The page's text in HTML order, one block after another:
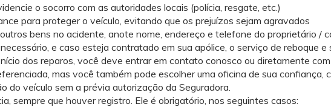
o socorro com as autoridades locais (polícia, resgate, etc.)
para proteger o veículo, evitando que os prejuízos sejam agravados
bens no acidente, anote nome, endereço e telefone do proprietário /
e caso esteja contratado em sua apólice, o serviço de reboque e
dos reparos, você deve entrar em contato conosco ou diretamente
mas você também pode escolher uma oficina de sua confiança,
do veículo sem a prévia autorização da Seguradora.
sempre que houver registro. Ele é obrigatório, nos seguintes casos: